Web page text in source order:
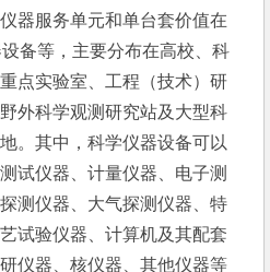
器服务单元和单台套价值在
备等，主要分布在高校、科
点实验室、工程（技术）研
外科学观测研究站及大型科
。其中，科学仪器设备可以
试仪器、计量仪器、电子测
测仪器、大气探测仪器、特
试验仪器、计算机及其配套
仪器、核仪器、其他仪器等